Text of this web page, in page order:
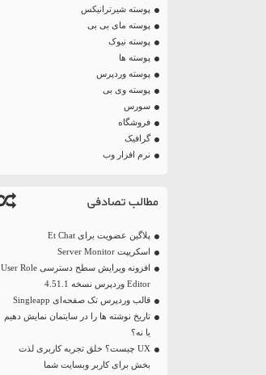
پوسته شیرترانیکس
پوسته مای بی بی
پوسته نیوک
پوسته ها
پوسته وردپرس
پوسته وی بی
سورس
فروشگاه
گرافیک
نرم افزار وب
مطالب تصادفی
پلاگین عضویت برای Et Chat
اسکریپت Server Monitor
افزونه ویرایش سطح دسترسی User Role
Editor وردپرس نسخه 4.51.1
قالب وردپرس تک‌ صفحه‌ای Singleapp
تاریخ نوشته ها را در سایتمان نمایش دهیم
یا نه؟
UX چیست؟ خلق تجربه کاربری لذت
بخش برای کاربر وبسایت شما